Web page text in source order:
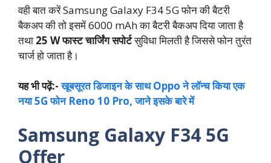
वही बात करें Samsung Galaxy F34 5G फोन की बैटरी
बैकअप की तो इसमें 6000 mAh का बैटरी बैकअप दिया जाता है
तथा 25 W फास्ट चार्जिंग सपोर्टसुविधा मिलती है जिससे फोन तुरंत
चार्ज हो जाता है।
यह भी पढ़ें:-खूबसूरत डिजाइन के साथ Oppo ने लॉन्च किया एक
नया 5G फोन Reno 10 Pro, जाने इसके बारे में
Samsung Galaxy F34 5G
Offer